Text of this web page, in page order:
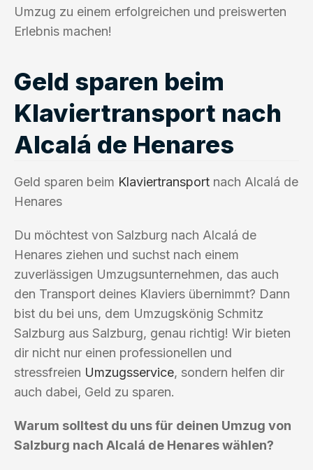
Umzug zu einem erfolgreichen und preiswerten
Erlebnis machen!
Geld sparen beim
Klaviertransport nach
Alcalá de Henares
Geld sparen beim Klaviertransport nach Alcalá de
Henares
Du möchtest von Salzburg nach Alcalá de
Henares ziehen und suchst nach einem
zuverlässigen Umzugsunternehmen, das auch
den Transport deines Klaviers übernimmt? Dann
bist du bei uns, dem Umzugskönig Schmitz
Salzburg aus Salzburg, genau richtig! Wir bieten
dir nicht nur einen professionellen und
stressfreien Umzugsservice, sondern helfen dir
auch dabei, Geld zu sparen.
Warum solltest du uns für deinen Umzug von
Salzburg nach Alcalá de Henares wählen?